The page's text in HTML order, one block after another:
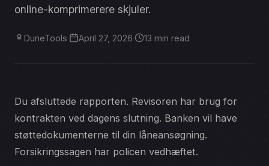
online-komprimerere skjuler.
DuneTools· April 27, 2026· 13 min read
Du afsluttede rapporten. Revisoren har brug for
kontrakten ved dagens slutning. Banken vil have
støttedokumenterne til din låneansøgning.
Forsikringssagen har policen vedhæftet.